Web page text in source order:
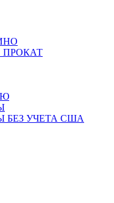
ПРОКАТ
БЕЗ УЧЕТА США